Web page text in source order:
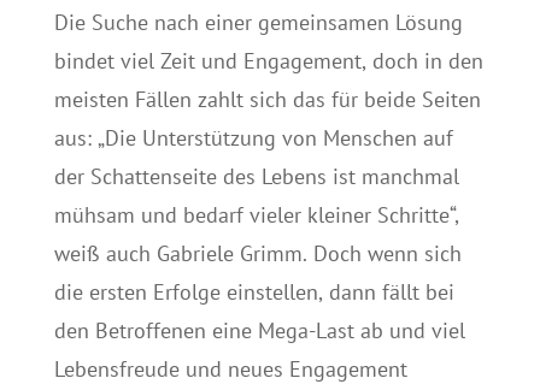
Die Suche nach einer gemeinsamen Lösung
bindet viel Zeit und Engagement, doch in den
meisten Fällen zahlt sich das für beide Seiten
aus: „Die Unterstützung von Menschen auf
der Schattenseite des Lebens ist manchmal
mühsam und bedarf vieler kleiner Schritte“,
weiß auch Gabriele Grimm. Doch wenn sich
die ersten Erfolge einstellen, dann fällt bei
den Betroffenen eine Mega-Last ab und viel
Lebensfreude und neues Engagement